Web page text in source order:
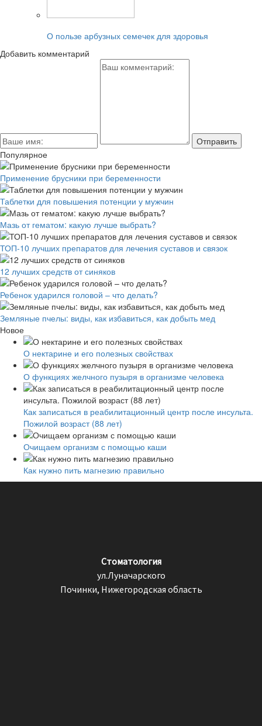
О пользе арбузных семечек для здоровья
Добавить комментарий
Популярное
Применение брусники при беременности
Таблетки для повышения потенции у мужчин
Мазь от гематом: какую лучше выбрать?
ТОП-10 лучших препаратов для лечения суставов и связок
12 лучших средств от синяков
Ребенок ударился головой – что делать?
Земляные пчелы: виды, как избавиться, как добыть мед
Новое
О нектарине и его полезных свойствах
О функциях желчного пузыря в организме человека
Как записаться в реабилитационный центр после инсульта.
Пожилой возраст (88 лет)
Очищаем организм с помощью каши
Как нужно пить магнезию правильно
Стоматология
ул.Луначарского
Починки, Нижегородская область